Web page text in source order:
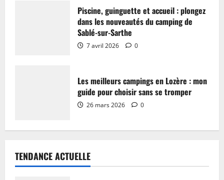
Piscine, guinguette et accueil : plongez
dans les nouveautés du camping de
Sablé-sur-Sarthe
7 avril 2026 0
Les meilleurs campings en Lozère : mon
guide pour choisir sans se tromper
26 mars 2026 0
TENDANCE ACTUELLE